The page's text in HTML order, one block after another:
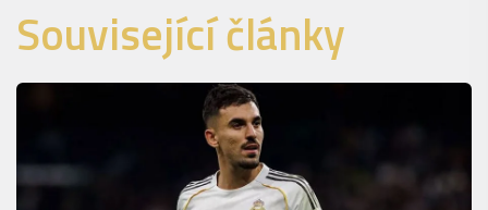
Související články